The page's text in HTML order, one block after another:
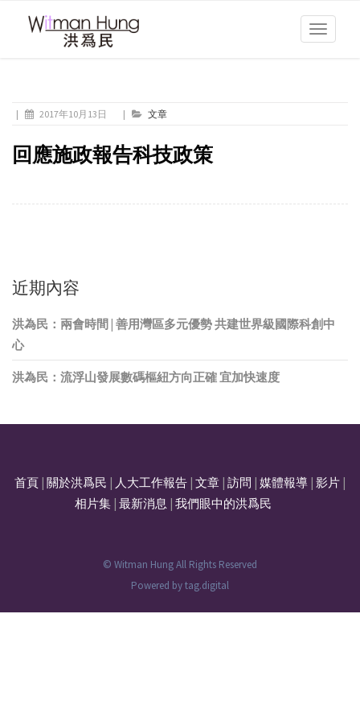
Toggle
| 2017年10月13日 | 文章
回應施政報告科技政策
近期內容
洪為民：兩會時間 | 善用灣區多元優勢 共建世界級國際科創中
心
洪為民：流浮山發展數碼樞紐方向正確 宜加快速度
首頁 關於洪爲民 人大工作報告 文章 訪問 媒體報導 影片
相片集| 最新消息 我們眼中的洪爲民
© Witman Hung All Rights Reserved
Powered bytag.digital